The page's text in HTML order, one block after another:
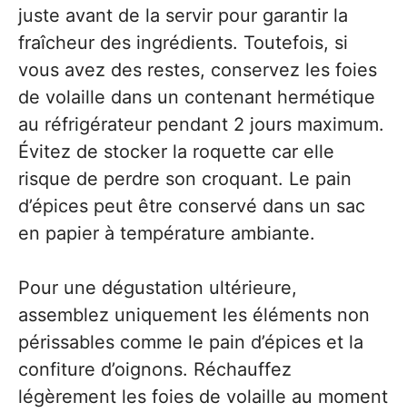
juste avant de la servir pour garantir la
fraîcheur des ingrédients. Toutefois, si
vous avez des restes, conservez les foies
de volaille dans un contenant hermétique
au réfrigérateur pendant 2 jours maximum.
Évitez de stocker la roquette car elle
risque de perdre son croquant. Le pain
d’épices peut être conservé dans un sac
en papier à température ambiante.
Pour une dégustation ultérieure,
assemblez uniquement les éléments non
périssables comme le pain d’épices et la
confiture d’oignons. Réchauffez
légèrement les foies de volaille au moment